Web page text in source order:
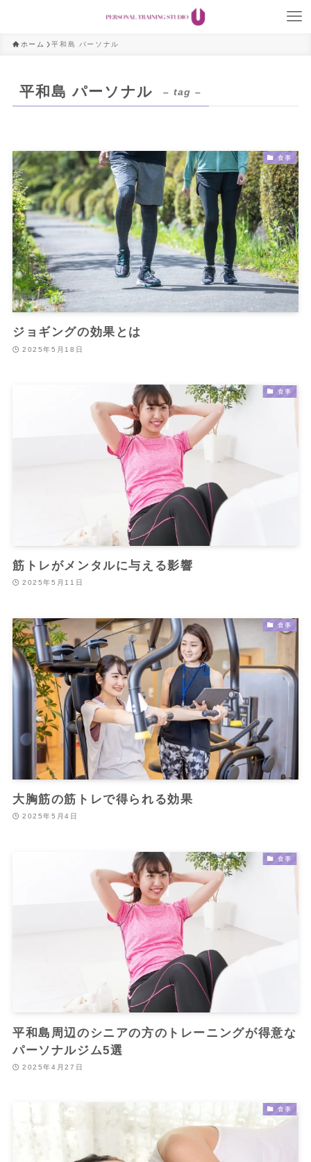
ホーム 平和島 パーソナル
平和島 パーソナル – tag –
食事
ジョギングの効果とは
2025年5月18日
食事
筋トレがメンタルに与える影響
2025年5月11日
食事
大胸筋の筋トレで得られる効果
2025年5月4日
食事
平和島周辺のシニアの方のトレーニングが得意な
パーソナルジム5選
2025年4月27日
食事